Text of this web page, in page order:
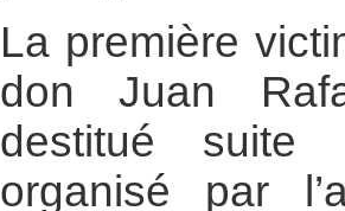
La première
don Juan
destitué
organisé par